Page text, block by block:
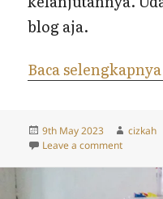
blog aja.
Baca selengkapnya
Posted
on
9th May 2023 Author
cizkah
Leave a commenton Kupas